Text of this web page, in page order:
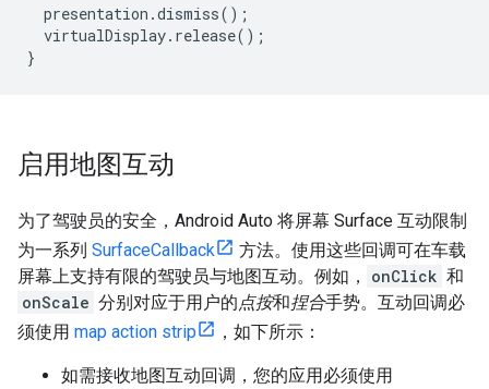
presentation .dismiss();
virtualDisplay. release();
}
启用地图互动
为了驾驶员的安全，Android Auto 将屏幕 Surface 互动限制
为一系列 SurfaceCallback
方法。使用这些回调可在车载
屏幕上支持有限的驾驶员与地图互动。例如，
onClick 和
onScale 分别对应于用户的点按和捏合手势。互动回调必
须使用 map action strip ，如下所示：
如需接收地图互动回调，您的应用必须使用